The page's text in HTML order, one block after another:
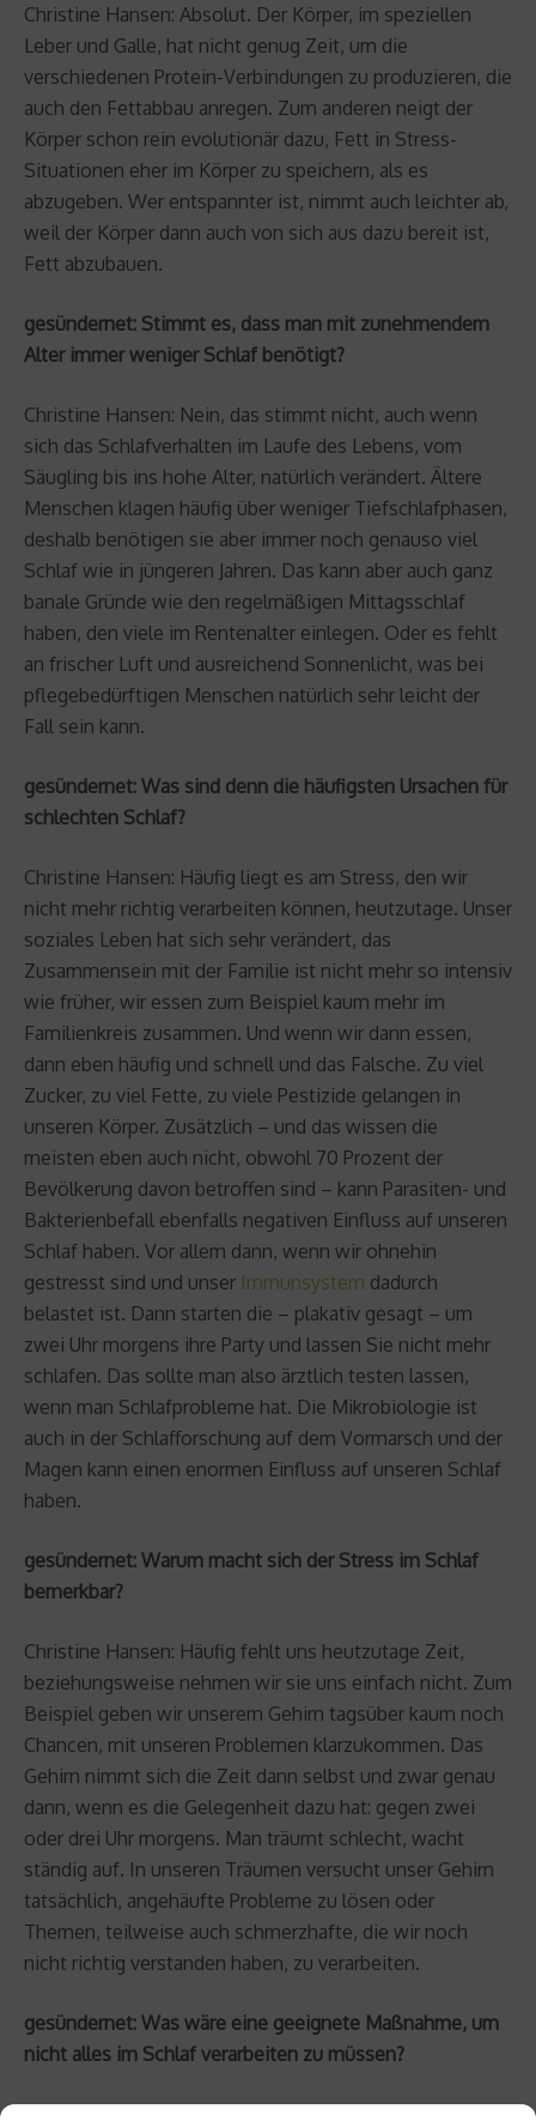
Christine Hansen: Absolut. Der Körper, im speziellen
Leber und Galle, hat nicht genug Zeit, um die
verschiedenen Protein-Verbindungen zu produzieren, die
auch den Fettabbau anregen. Zum anderen neigt der
Körper schon rein evolutionär dazu, Fett in Stress-
Situationen eher im Körper zu speichern, als es
abzugeben. Wer entspannter ist, nimmt auch leichter ab,
weil der Körper dann auch von sich aus dazu bereit ist,
Fett abzubauen.
gesündernet: Stimmt es, dass man mit zunehmendem
Alter immer weniger Schlaf benötigt?
Christine Hansen: Nein, das stimmt nicht, auch wenn
sich das Schlafverhalten im Laufe des Lebens, vom
Säugling bis ins hohe Alter, natürlich verändert. Ältere
Menschen klagen häufig über weniger Tiefschlafphasen,
deshalb benötigen sie aber immer noch genauso viel
Schlaf wie in jüngeren Jahren. Das kann aber auch ganz
banale Gründe wie den regelmäßigen Mittagsschlaf
haben, den viele im Rentenalter einlegen. Oder es fehlt
an frischer Luft und ausreichend Sonnenlicht, was bei
pflegebedürftigen Menschen natürlich sehr leicht der
Fall sein kann.
gesündernet: Was sind denn die häufigsten Ursachen für
schlechten Schlaf?
Christine Hansen: Häufig liegt es am Stress, den wir
nicht mehr richtig verarbeiten können, heutzutage. Unser
soziales Leben hat sich sehr verändert, das
Zusammensein mit der Familie ist nicht mehr so intensiv
wie früher, wir essen zum Beispiel kaum mehr im
Familienkreis zusammen. Und wenn wir dann essen,
dann eben häufig und schnell und das Falsche. Zu viel
Zucker, zu viel Fette, zu viele Pestizide gelangen in
unseren Körper. Zusätzlich – und das wissen die
meisten eben auch nicht, obwohl 70 Prozent der
Bevölkerung davon betroffen sind – kann Parasiten- und
Bakterienbefall ebenfalls negativen Einfluss auf unseren
Schlaf haben. Vor allem dann, wenn wir ohnehin
gestresst sind und unser Immunsystem dadurch
belastet ist. Dann starten die – plakativ gesagt – um
zwei Uhr morgens ihre Party und lassen Sie nicht mehr
schlafen. Das sollte man also ärztlich testen lassen,
wenn man Schlafprobleme hat. Die Mikrobiologie ist
auch in der Schlafforschung auf dem Vormarsch und der
Magen kann einen enormen Einfluss auf unseren Schlaf
haben.
gesündernet: Warum macht sich der Stress im Schlaf
bemerkbar?
Christine Hansen: Häufig fehlt uns heutzutage Zeit,
beziehungsweise nehmen wir sie uns einfach nicht. Zum
Beispiel geben wir unserem Gehirn tagsüber kaum noch
Chancen, mit unseren Problemen klarzukommen. Das
Gehirn nimmt sich die Zeit dann selbst und zwar genau
dann, wenn es die Gelegenheit dazu hat: gegen zwei
oder drei Uhr morgens. Man träumt schlecht, wacht
ständig auf. In unseren Träumen versucht unser Gehirn
tatsächlich, angehäufte Probleme zu lösen oder
Themen, teilweise auch schmerzhafte, die wir noch
nicht richtig verstanden haben, zu verarbeiten.
gesündernet: Was wäre eine geeignete Maßnahme, um
nicht alles im Schlaf verarbeiten zu müssen?